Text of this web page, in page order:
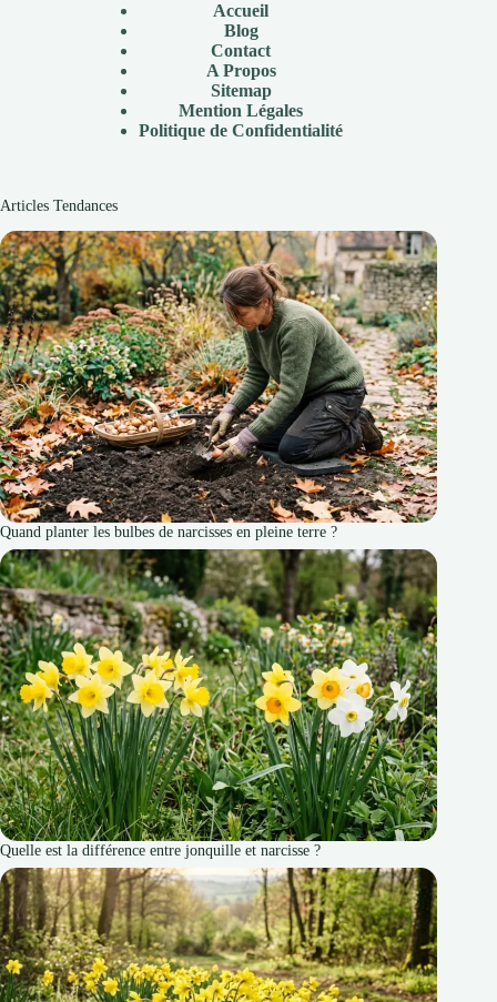
Accueil
Blog
Contact
A Propos
Sitemap
Mention Légales
Politique de Confidentialité
Articles Tendances
Quand planter les bulbes de narcisses en pleine terre ?
Quelle est la différence entre jonquille et narcisse ?